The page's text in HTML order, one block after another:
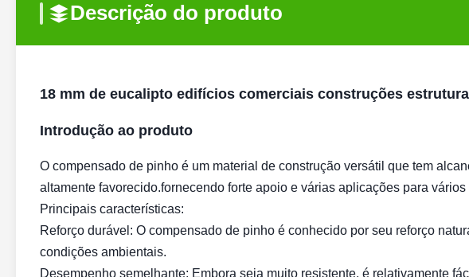
Descrição do produto
18 mm de eucalipto edifícios comerciais construções
Introdução ao produto
O compensado de pinho é um material de construção versátil que tem
altamente favorecido.fornecendo forte apoio e várias aplicações para
Principais características:
Reforço durável: O compensado de pinho é conhecido por seu reforço
condições ambientais.
Desempenho semelhante: Embora seja muito resistente, é relativamente